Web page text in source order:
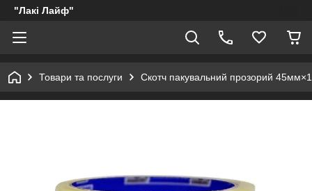
"Лакі Лайф"
Товари та послуги Скотч пакувальний прозорий